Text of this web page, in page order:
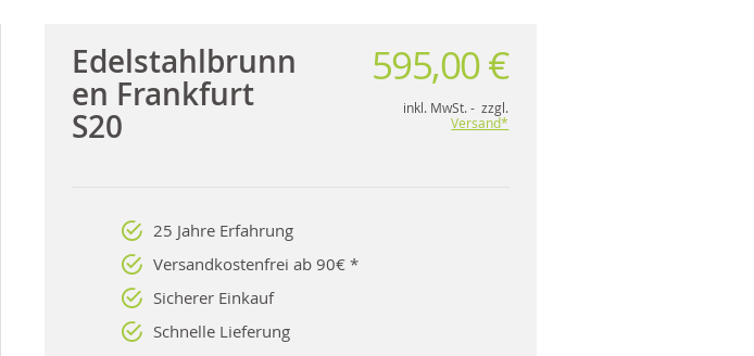
Edelstahlbrunn
en Frankfurt
S20
595,00 €
inkl. MwSt. - zzgl.
Versand*
25 Jahre Erfahrung
Versandkostenfrei ab 90€ *
Sicherer Einkauf
Schnelle Lieferung